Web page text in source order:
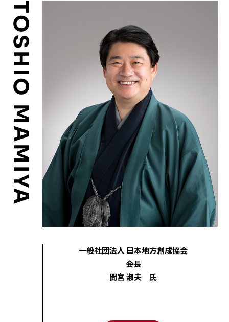
TOSHIO MAMIYA
一般社団法人 日本地方創成協会
会長
間宮 淑夫 氏